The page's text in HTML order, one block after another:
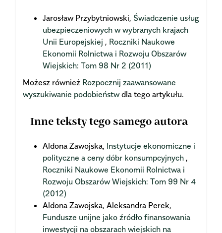
Jarosław Przybytniowski, Świadczenie usług
ubezpieczeniowych w wybranych krajach
Unii Europejskiej , Roczniki Naukowe
Ekonomii Rolnictwa i Rozwoju Obszarów
Wiejskich: Tom 98 Nr 2 (2011)
Możesz również Rozpocznij zaawansowane
wyszukiwanie podobieństwdla tego artykułu.
Inne teksty tego samego autora
Aldona Zawojska, Instytucje ekonomiczne i
polityczne a ceny dóbr konsumpcyjnych ,
Roczniki Naukowe Ekonomii Rolnictwa i
Rozwoju Obszarów Wiejskich: Tom 99 Nr 4
(2012)
Aldona Zawojska, Aleksandra Perek,
Fundusze unijne jako źródło finansowania
inwestycji na obszarach wiejskich na